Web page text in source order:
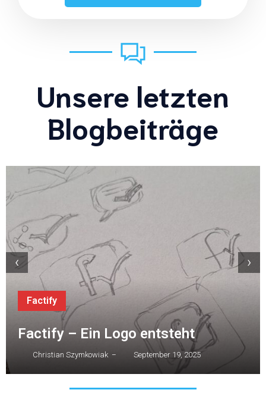
Unsere letzten
Blogbeiträge
Factify
Factify – Ein Logo entsteht
Christian Szymkowiak – September 19, 2025
‹ ›